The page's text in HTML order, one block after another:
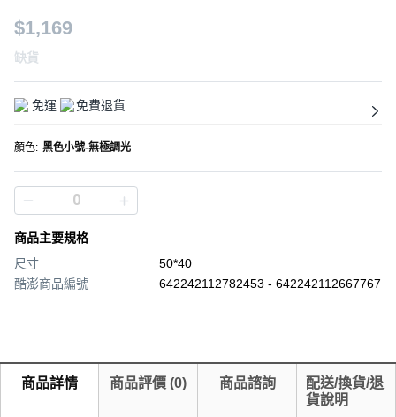
$1,169
缺貨
免運 免費退貨
顏色: 黑色小號-無極調光
商品主要規格
尺寸
50*40
酷澎商品編號
642242112782453 - 642242112667767
商品詳情 商品評價 (0) 商品諮詢
配送/換貨/退
貨說明